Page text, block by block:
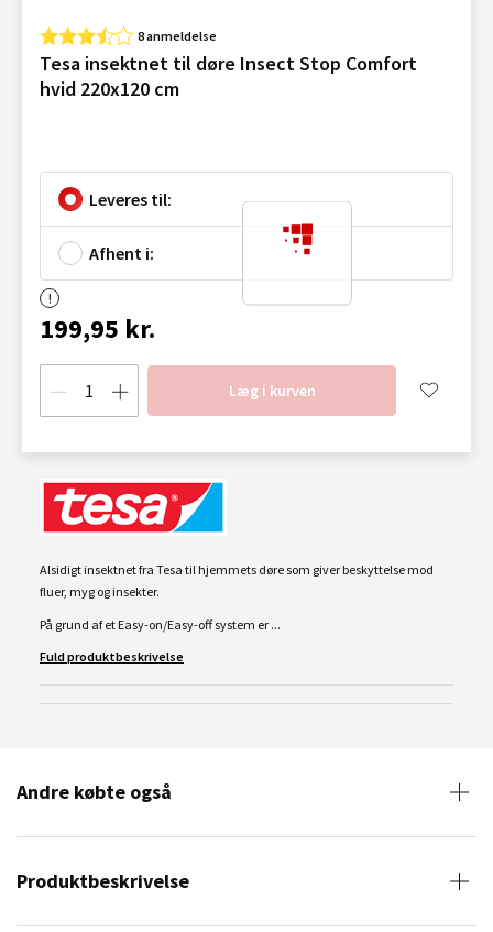
8 anmeldelse
Tesa insektnet til døre Insect Stop Comfort
hvid 220x120 cm
Leveres til:
Afhent i:
199,95 kr.
Læg i kurven
Alsidigt insektnet fra Tesa til hjemmets døre som giver beskyttelse mod
fluer, myg og insekter.
På grund af et Easy-on/Easy-off system er ...
Fuld produktbeskrivelse
Andre købte også
Produktbeskrivelse